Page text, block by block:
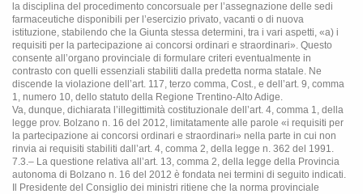
la disciplina del procedimento concorsuale per l’assegnazione delle sedi
farmaceutiche disponibili per l’esercizio privato, vacanti o di nuova
istituzione, stabilendo che la Giunta stessa determini, tra i vari aspetti, «a) i
requisiti per la partecipazione ai concorsi ordinari e straordinari». Questo
consente all’organo provinciale di formulare criteri eventualmente in
contrasto con quelli essenziali stabiliti dalla predetta norma statale. Ne
discende la violazione dell’art. 117, terzo comma, Cost., e dell’art. 9, comma
1, numero 10, dello statuto della Regione Trentino-Alto Adige.
Va, dunque, dichiarata l’illegittimità costituzionale dell’art. 4, comma 1, della
legge prov. Bolzano n. 16 del 2012, limitatamente alle parole «i requisiti per
la partecipazione ai concorsi ordinari e straordinari» nella parte in cui non
rinvia ai requisiti stabiliti dall’art. 4, comma 2, della legge n. 362 del 1991.
7.3.– La questione relativa all’art. 13, comma 2, della legge della Provincia
autonoma di Bolzano n. 16 del 2012 è fondata nei termini di seguito indicati.
Il Presidente del Consiglio dei ministri ritiene che la norma provinciale